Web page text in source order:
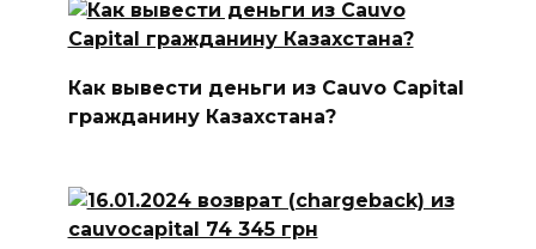
Как вывести деньги из Cauvo Capital
гражданину Казахстана?